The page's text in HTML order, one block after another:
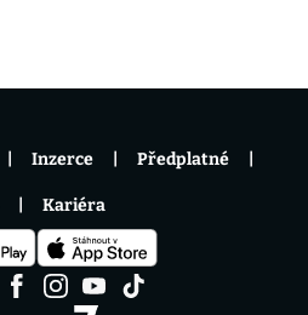
Inzerce Předplatné
Kariéra